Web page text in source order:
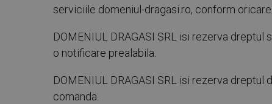
serviciile domeniul-dragasi.ro, conform
DOMENIUL DRAGASI SRL isi rezerva
o notificare prealabila.
DOMENIUL DRAGASI SRL isi rezerva
comanda.